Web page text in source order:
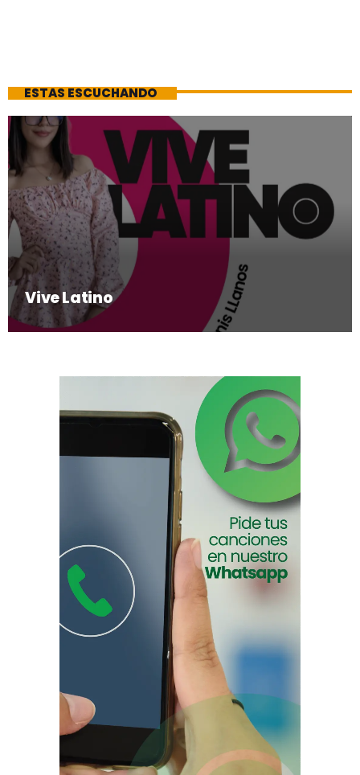
ESTAS ESCUCHANDO
Vive Latino